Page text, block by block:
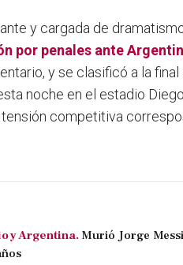
y cargada de
por penales ante
y se clasificó a la
noche en el estadio
competitiva
y Argentina. Murió Jorge